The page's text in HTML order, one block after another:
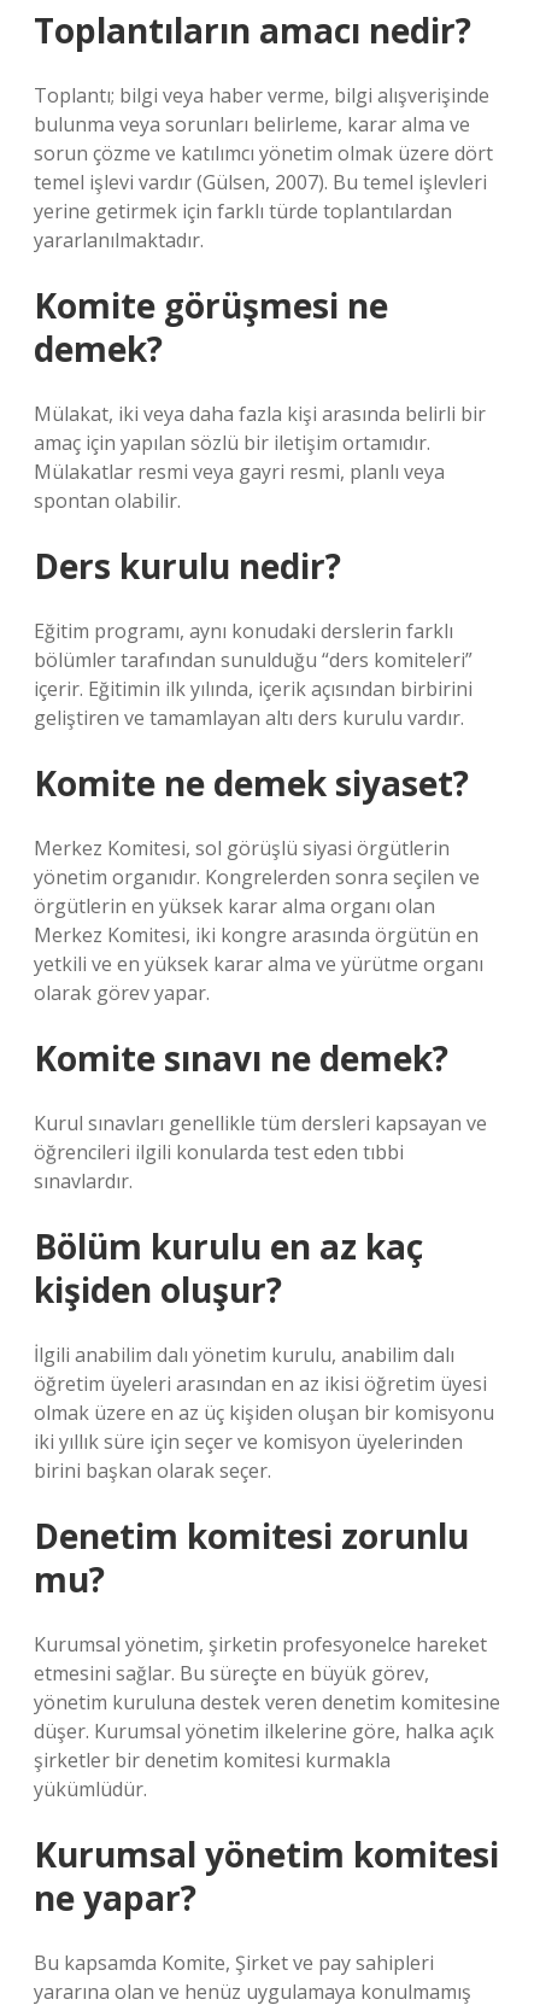
Toplantıların amacı nedir?
Toplantı; bilgi veya haber verme, bilgi alışverişinde
bulunma veya sorunları belirleme, karar alma ve
sorun çözme ve katılımcı yönetim olmak üzere dört
temel işlevi vardır (Gülsen, 2007). Bu temel işlevleri
yerine getirmek için farklı türde toplantılardan
yararlanılmaktadır.
Komite görüşmesi ne
demek?
Mülakat, iki veya daha fazla kişi arasında belirli bir
amaç için yapılan sözlü bir iletişim ortamıdır.
Mülakatlar resmi veya gayri resmi, planlı veya
spontan olabilir.
Ders kurulu nedir?
Eğitim programı, aynı konudaki derslerin farklı
bölümler tarafından sunulduğu “ders komiteleri”
içerir. Eğitimin ilk yılında, içerik açısından birbirini
geliştiren ve tamamlayan altı ders kurulu vardır.
Komite ne demek siyaset?
Merkez Komitesi, sol görüşlü siyasi örgütlerin
yönetim organıdır. Kongrelerden sonra seçilen ve
örgütlerin en yüksek karar alma organı olan
Merkez Komitesi, iki kongre arasında örgütün en
yetkili ve en yüksek karar alma ve yürütme organı
olarak görev yapar.
Komite sınavı ne demek?
Kurul sınavları genellikle tüm dersleri kapsayan ve
öğrencileri ilgili konularda test eden tıbbi
sınavlardır.
Bölüm kurulu en az kaç
kişiden oluşur?
İlgili anabilim dalı yönetim kurulu, anabilim dalı
öğretim üyeleri arasından en az ikisi öğretim üyesi
olmak üzere en az üç kişiden oluşan bir komisyonu
iki yıllık süre için seçer ve komisyon üyelerinden
birini başkan olarak seçer.
Denetim komitesi zorunlu
mu?
Kurumsal yönetim, şirketin profesyonelce hareket
etmesini sağlar. Bu süreçte en büyük görev,
yönetim kuruluna destek veren denetim komitesine
düşer. Kurumsal yönetim ilkelerine göre, halka açık
şirketler bir denetim komitesi kurmakla
yükümlüdür.
Kurumsal yönetim komitesi
ne yapar?
Bu kapsamda Komite, Şirket ve pay sahipleri
yararına olan ve henüz uygulamaya konulmamış